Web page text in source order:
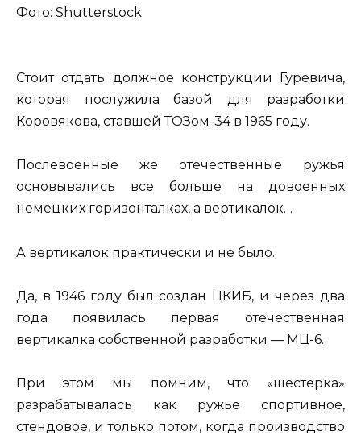
Фото: Shutterstock
Стоит отдать должное конструкции Гуревича,
которая послужила базой для разработки
Коровякова, ставшей ТОЗом-34 в 1965 году.
Послевоенные же отечественные ружья
основывались все больше на довоенных
немецких горизонталках, а вертикалок…
А вертикалок практически и не было.
Да, в 1946 году был создан ЦКИБ, и через два
года появилась первая отечественная
вертикалка собственной разработки — МЦ-6.
При этом мы помним, что «шестерка»
разрабатывалась как ружье спортивное,
стендовое, и только потом, когда производство